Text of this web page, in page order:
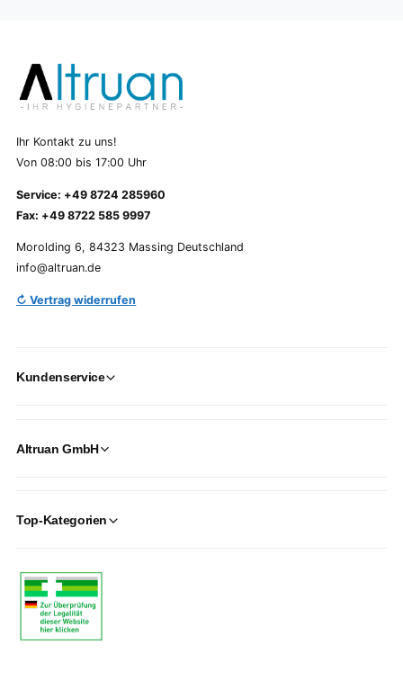
Ihr Kontakt zu uns!
Von 08:00 bis 17:00 Uhr
Service: +49 8724 285960
Fax: +49 8722 585 9997
Morolding 6, 84323 Massing Deutschland
info@altruan.de
↻ Vertrag widerrufen
Kundenservice
Altruan GmbH
Top-Kategorien